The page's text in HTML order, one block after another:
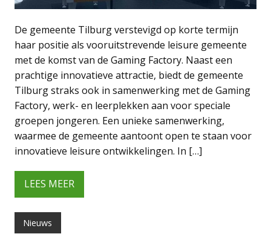
De gemeente Tilburg verstevigd op korte termijn
haar positie als vooruitstrevende leisure gemeente
met de komst van de Gaming Factory. Naast een
prachtige innovatieve attractie, biedt de gemeente
Tilburg straks ook in samenwerking met de Gaming
Factory, werk- en leerplekken aan voor speciale
groepen jongeren. Een unieke samenwerking,
waarmee de gemeente aantoont open te staan voor
innovatieve leisure ontwikkelingen. In […]
LEES MEER
Nieuws